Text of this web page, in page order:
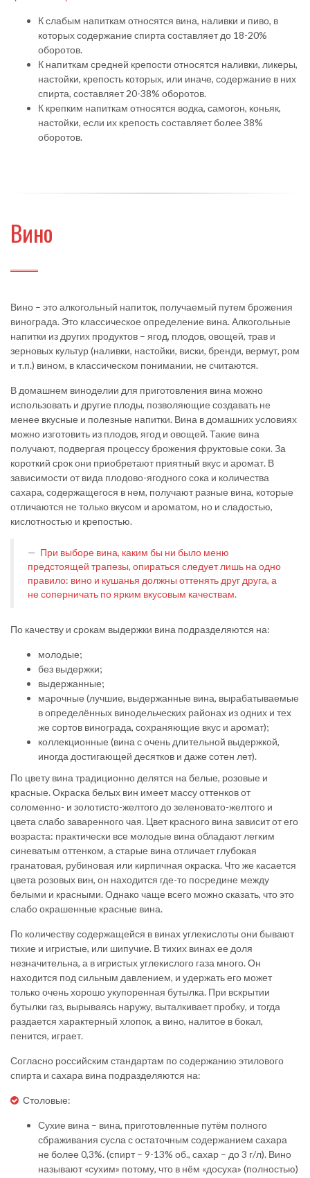
К слабым напиткам относятся вина, наливки и пиво, в
которых содержание спирта составляет до 18-20%
оборотов.
К напиткам средней крепости относятся наливки, ликеры,
настойки, крепость которых, или иначе, содержание в них
спирта, составляет 20-38% оборотов.
К крепким напиткам относятся водка, самогон, коньяк,
настойки, если их крепость составляет более 38%
оборотов.
Вино
Вино – это алкогольный напиток, получаемый путем брожения
винограда. Это классическое определение вина. Алкогольные
напитки из других продуктов – ягод, плодов, овощей, трав и
зерновых культур (наливки, настойки, виски, бренди, вермут, ром
и т.п.) вином, в классическом понимании, не считаются.
В домашнем виноделии для приготовления вина можно
использовать и другие плоды, позволяющие создавать не
менее вкусные и полезные напитки. Вина в домашних условиях
можно изготовить из плодов, ягод и овощей. Такие вина
получают, подвергая процессу брожения фруктовые соки.За
короткий срок они приобретают приятный вкус и аромат. В
зависимости от вида плодово-ягодного сока и количества
сахара, содержащегося в нем, получают разные вина, которые
отличаются не только вкусом и ароматом, но и сладостью,
кислотностью и крепостью.
При выборе вина, каким бы ни было меню
предстоящей трапезы, опираться следует лишь на одно
правило: вино и кушанья должны оттенять друг друга, а
не соперничать по ярким вкусовым качествам.
По качеству и срокам выдержки вина подразделяются на:
молодые;
без выдержки;
выдержанные;
марочные (лучшие, выдержанные вина, вырабатываемые
в определённых винодельческих районах из одних и тех
же сортов винограда, сохраняющие вкус и аромат);
коллекционные (вина с очень длительной выдержкой,
иногда достигающей десятков и даже сотен лет).
По цвету вина традиционно делятся на белые, розовые и
красные. Окраска белых вин имеет массу оттенков от
соломенно- и золотисто-желтого до зеленовато-желтого и
цвета слабо заваренного чая. Цвет красного вина зависит от его
возраста: практически все молодые вина обладают легким
синеватым оттенком, а старые вина отличает глубокая
гранатовая, рубиновая или кирпичная окраска. Что же касается
цвета розовых вин, он находится где-то посредине между
белыми и красными. Однако чаще всего можно сказать, что это
слабо окрашенные красные вина.
По количеству содержащейся в винах углекислоты они бывают
тихие и игристые, или шипучие. В тихих винах ее доля
незначительна, а в игристых углекислого газа много. Он
находится под сильным давлением, и удержать его может
только очень хорошо укупоренная бутылка. При вскрытии
бутылки газ, вырываясь наружу, выталкивает пробку, и тогда
раздается характерный хлопок, а вино, налитое в бокал,
пенится, играет.
Согласно российским стандартам по содержанию этилового
спирта и сахара вина подразделяются на:
Столовые:
Сухие вина – вина, приготовленные путём полного
сбраживания сусла с остаточным содержанием сахара
не более 0,3%. (спирт – 9-13% об., сахар – до 3 г/л). Вино
называют «сухим» потому, что в нём «досуха» (полностью)